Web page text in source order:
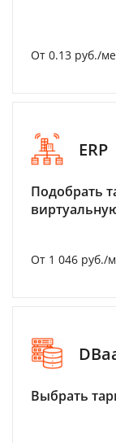
От 0.13 руб./
ERP
Подобрать
От 1 046 руб./
Выбрать